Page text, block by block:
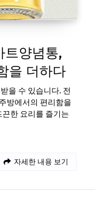
트양념통,
을 더하다
을 수 있습니다. 전
방에서의 편리함을
한 요리를 즐기는
자세한 내용 보기